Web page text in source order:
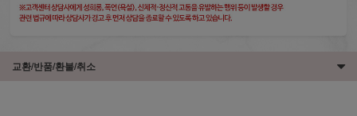
교환/반품/환불/취소